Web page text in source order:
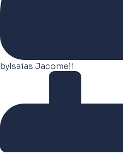
byIsaias Jacomeli